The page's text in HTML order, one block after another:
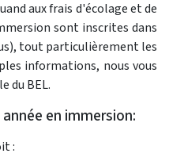
aux frais d'écolage et de
sont inscrites dans
tout particulièrement les
informations, nous vous
du BEL.
en immersion:
: